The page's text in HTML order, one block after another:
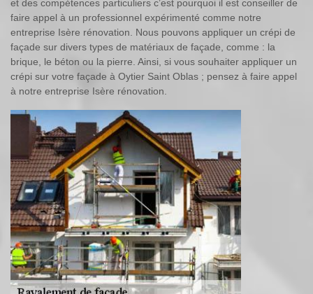
et des compétences particuliers c’est pourquoi il est conseiller de
faire appel à un professionnel expérimenté comme notre
entreprise Isère rénovation. Nous pouvons appliquer un crépi de
façade sur divers types de matériaux de façade, comme : la
brique, le béton ou la pierre. Ainsi, si vous souhaiter appliquer un
crépi sur votre façade à Oytier Saint Oblas ; pensez à faire appel
à notre entreprise Isère rénovation.